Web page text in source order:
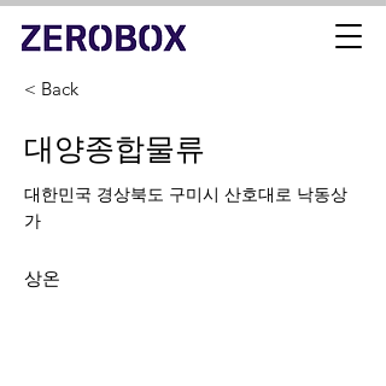
< Back
대양종합물류
대한민국 경상북도 구미시 산호대로 낙동상
가
상온